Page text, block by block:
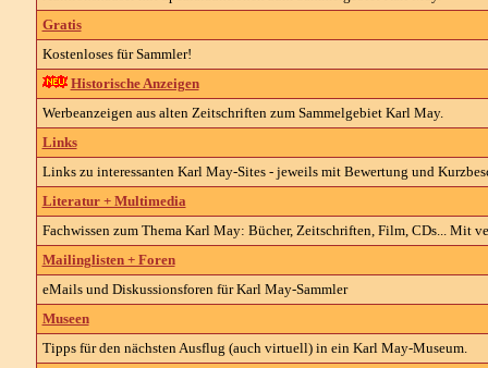
Gratis
Kostenloses für Sammler!
Historische Anzeigen
Werbeanzeigen aus alten Zeitschriften zum Sammelgebiet Karl May.
Links
Links zu interessanten Karl May-Sites - jeweils mit Bewertung und
Literatur + Multimedia
Fachwissen zum Thema Karl May: Bücher, Zeitschriften, Film, CDs... Mit
Mailinglisten + Foren
eMails und Diskussionsforen für Karl May-Sammler
Museen
Tipps für den nächsten Ausflug (auch virtuell) in ein Karl May-Museum.